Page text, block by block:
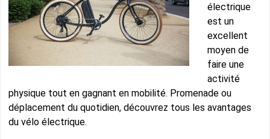
électrique
est un
excellent
moyen de
faire une
activité
physique tout en gagnant en mobilité. Promenade ou
déplacement du quotidien, découvrez tous les avantages
du vélo électrique.